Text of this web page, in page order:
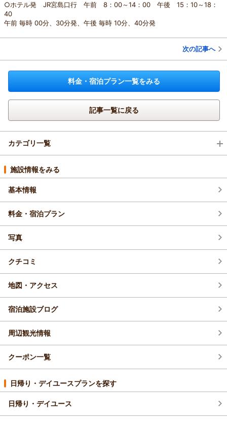
○ホテル発 JR宮島口行 午前 8：00～14：00 午後 15：10～18：
40
午前 毎時 00分、30分発、午後 毎時 10分、40分発
次の記事へ
料金・宿泊プラン一覧をみる
記事一覧に戻る
カテゴリ一覧
イベント・フェア (5)
新プラン (256)
新オープン・リニューアル (1)
その他 (3)
お得情報 (84)
施設情報をみる
基本情報
料金・宿泊プラン
写真
クチコミ
地図・アクセス
宿泊施設ブログ
周辺観光情報
クーポン一覧
日帰り・デイユースプランを探す
日帰り・デイユース